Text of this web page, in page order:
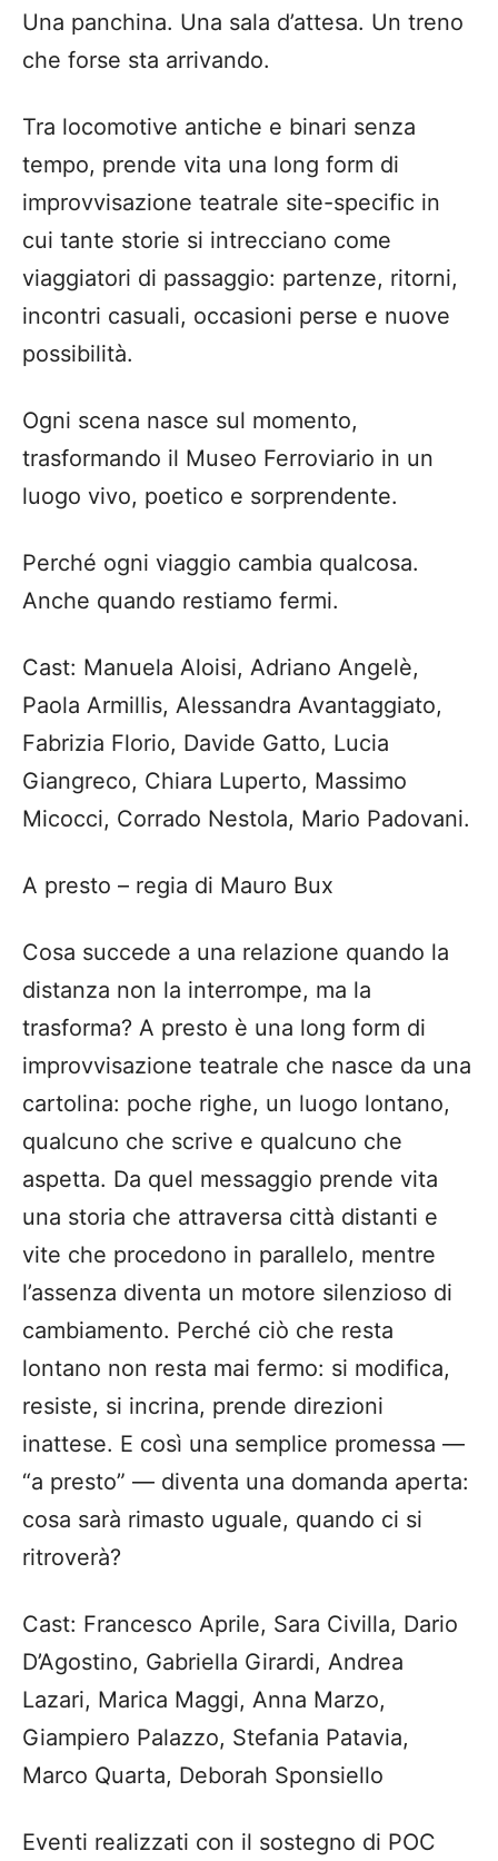
Una panchina. Una sala d’attesa. Un treno
che forse sta arrivando.
Tra locomotive antiche e binari senza
tempo, prende vita una long form di
improvvisazione teatrale site-specific in
cui tante storie si intrecciano come
viaggiatori di passaggio: partenze, ritorni,
incontri casuali, occasioni perse e nuove
possibilità.
Ogni scena nasce sul momento,
trasformando il Museo Ferroviario in un
luogo vivo, poetico e sorprendente.
Perché ogni viaggio cambia qualcosa.
Anche quando restiamo fermi.
Cast: Manuela Aloisi, Adriano Angelè,
Paola Armillis, Alessandra Avantaggiato,
Fabrizia Florio, Davide Gatto, Lucia
Giangreco, Chiara Luperto, Massimo
Micocci, Corrado Nestola, Mario Padovani.
A presto – regia di Mauro Bux
Cosa succede a una relazione quando la
distanza non la interrompe, ma la
trasforma? A presto è una long form di
improvvisazione teatrale che nasce da una
cartolina: poche righe, un luogo lontano,
qualcuno che scrive e qualcuno che
aspetta. Da quel messaggio prende vita
una storia che attraversa città distanti e
vite che procedono in parallelo, mentre
l’assenza diventa un motore silenzioso di
cambiamento. Perché ciò che resta
lontano non resta mai fermo: si modifica,
resiste, si incrina, prende direzioni
inattese. E così una semplice promessa —
“a presto” — diventa una domanda aperta:
cosa sarà rimasto uguale, quando ci si
ritroverà?
Cast: Francesco Aprile, Sara Civilla, Dario
D’Agostino, Gabriella Girardi, Andrea
Lazari, Marica Maggi, Anna Marzo,
Giampiero Palazzo, Stefania Patavia,
Marco Quarta, Deborah Sponsiello
Eventi realizzati con il sostegno di POC